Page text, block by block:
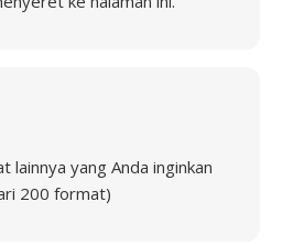
lainnya yang Anda inginkan
200 format)